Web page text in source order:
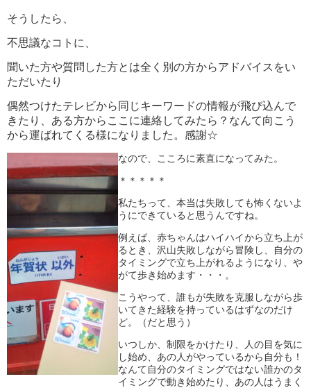
そうしたら、
不思議なコトに、
聞いた方や質問した方とは全く別の方からアドバイスをい
ただいたり
偶然つけたテレビから同じキーワードの情報が飛び込んで
きたり、ある方からここに連絡してみたら？なんて向こう
から運ばれてくる様になりました。感謝☆
なので、こころに素直になってみた。
＊＊＊＊＊
私たちって、本当は失敗しても怖くないよ
うにできていると思うんですね。
例えば、赤ちゃんはハイハイから立ち上が
るとき、沢山失敗しながら冒険し、自分の
タイミングで立ち上がれるようになり、や
がて歩き始めます・・・。
こうやって、誰もが失敗を克服しながら歩
いてきた経験を持っているはずなのだけ
ど。（だと思う）
いつしか、制限をかけたり、人の目を気に
し始め、あの人がやっているから自分も！
なんて自分のタイミングではない誰かのタ
イミングで動き始めたり、あの人はうまく